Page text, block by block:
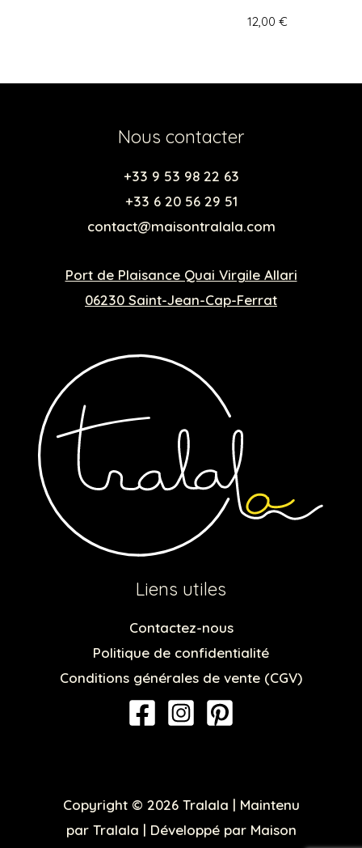
12,00 €
Nous contacter
+33 9 53 98 22 63
+33 6 20 56 29 51
contact@maisontralala.com
Port de Plaisance Quai Virgile Allari
06230 Saint-Jean-Cap-Ferrat
Liens utiles
Contactez-nous
Politique de confidentialité
Conditions générales de vente (CGV)
Copyright © 2026 Tralala | Maintenu
par Tralala | Développé par Maison